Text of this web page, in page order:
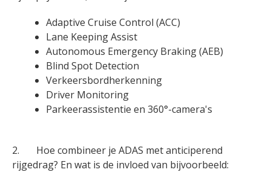
Adaptive Cruise Control (ACC)
Lane Keeping Assist
Autonomous Emergency Braking (AEB)
Blind Spot Detection
Verkeersbordherkenning
Driver Monitoring
Parkeerassistentie en 360°-camera's
2. Hoe combineer je ADAS met anticiperend
rijgedrag? En wat is de invloed van bijvoorbeeld: